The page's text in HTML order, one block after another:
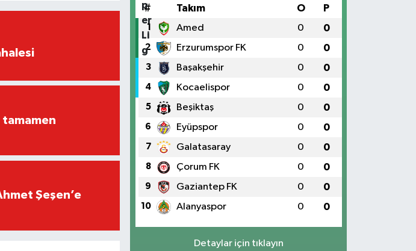
tamamen
Şeşen’e
# Takım O P
1 Amed 0 0
2 Erzurumspor FK 0 0
3 Başakşehir 0 0
4 Kocaelispor 0 0
5 Beşiktaş 0 0
6 Eyüpspor 0 0
7 Galatasaray 0 0
8 Çorum FK 0 0
9 Gaziantep FK 0 0
10 Alanyaspor 0 0
Detaylar için tıklayın